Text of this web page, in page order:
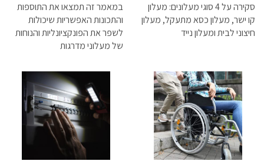
סקירה על 4 סוגי מעלונים: מעלון
קו ישר, מעלון כסא מתעקל, מעלון
חיצוני לבית ומעלון נייד
במאמר זה תמצאו את התוספות
והתכונות האפשריות שיכולות
לשפר את הפונקציונליות והנוחות
של מעלוני מדרגות